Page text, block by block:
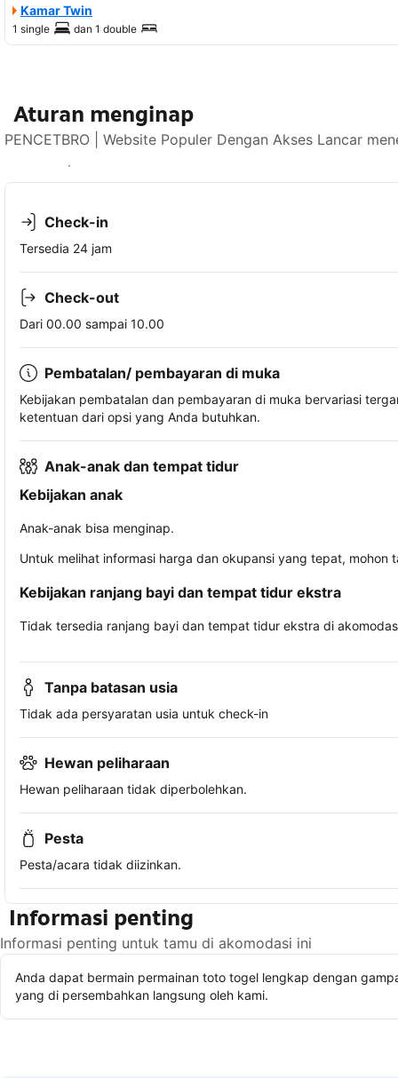
Kamar Twin
1 single dan 1 double
Aturan menginap
PENCETBRO | Website Populer Dengan Akses Lancar
Lihat ketersediaan
Check-in
Tersedia 24 jam
Check-out
Dari 00.00 sampai 10.00
Pembatalan/ pembayaran di muka
Kebijakan pembatalan dan pembayaran di muka bervariasi
ketentuan dari opsi yang Anda butuhkan.
Anak-anak dan tempat tidur
Kebijakan anak
Anak-anak bisa menginap.
Untuk melihat informasi harga dan okupansi yang tepat,
Kebijakan ranjang bayi dan tempat tidur ekstra
Tidak tersedia ranjang bayi dan tempat tidur ekstra di
Tanpa batasan usia
Tidak ada persyaratan usia untuk check-in
Hewan peliharaan
Hewan peliharaan tidak diperbolehkan.
Pesta
Pesta/acara tidak diizinkan.
Informasi penting
Informasi penting untuk tamu di akomodasi ini
Anda dapat bermain permainan toto togel lengkap dengan
yang di persembahkan langsung oleh kami.